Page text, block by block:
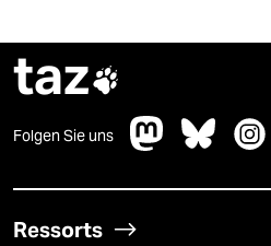
taz
Folgen Sie uns
Ressorts